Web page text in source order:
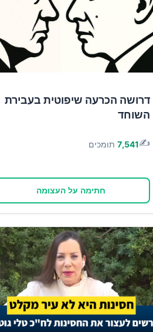
דרושה הכרעה שיפוטית בעבירת
השוחד
✍️
7,541 תומכים
חתימה על העצומה